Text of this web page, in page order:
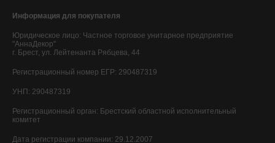
Информация для покупателя
Юридическое лицо: Частное торговое унитарное предприятие
"АннаДекор"
г. Брест, ул. Лейтенанта Рябцева, 44
Регистрационный номер ЕГР: 290487319
УНП: 290487319
Регистрационный орган: Брестский областной исполнительный
комитет
Дата регистрации компании: 29.12.2007